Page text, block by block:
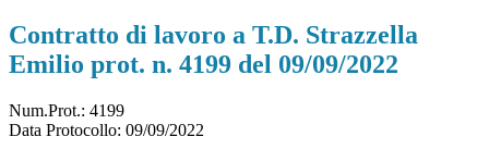
Contratto di lavoro a T.D. Strazzella
Emilio prot. n. 4199 del 09/09/2022
Num.Prot.: 4199
Data Protocollo: 09/09/2022